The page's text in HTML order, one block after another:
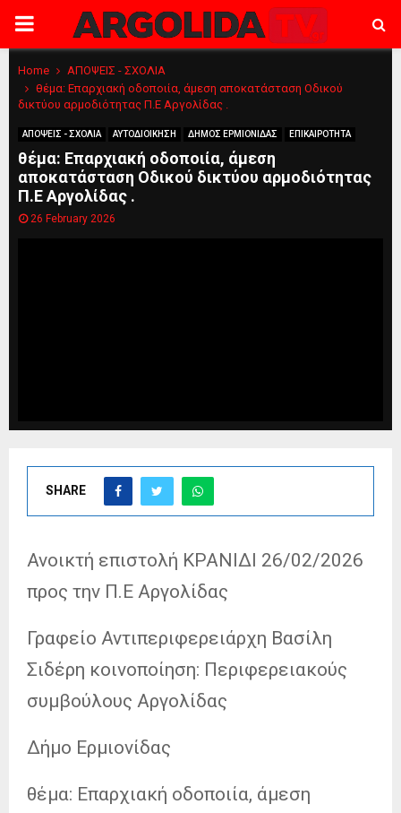
PRIMARY
MENU
Home
ΑΠΟΨΕΙΣ - ΣΧΟΛΙΑ
θέμα: Επαρχιακή οδοποιία, άμεση αποκατάσταση Οδικού
δικτύου αρμοδιότητας Π.Ε Αργολίδας .
ΑΠΟΨΕΙΣ - ΣΧΟΛΙΑ ΑΥΤΟΔΙΟΙΚΗΣΗ ΔΗΜΟΣ ΕΡΜΙΟΝΙΔΑΣ ΕΠΙΚΑΙΡΟΤΗΤΑ
θέμα: Επαρχιακή οδοποιία, άμεση
αποκατάσταση Οδικού δικτύου αρμοδιότητας
Π.Ε Αργολίδας .
26 February 2026
SHARE
Ανοικτή επιστολή ΚΡΑΝΙΔΙ 26/02/2026
προς την Π.Ε Αργολίδας
Γραφείο Αντιπεριφερειάρχη Βασίλη
Σιδέρη κοινοποίηση: Περιφερειακούς
συμβούλους Αργολίδας
Δήμο Ερμιονίδας
θέμα: Επαρχιακή οδοποιία, άμεση